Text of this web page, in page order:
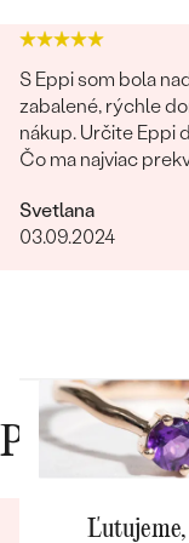
PODĽA
NA MIERU
DIAMANTY
S Eppi som bola
zabalené, rýchle
nákup. Určite Eppi
Čo ma najviac
Ďakujem Eppi. PS: Určite by som aktualizovala
fotky pri týchto
Svetlana
03.09.2024
Prečo